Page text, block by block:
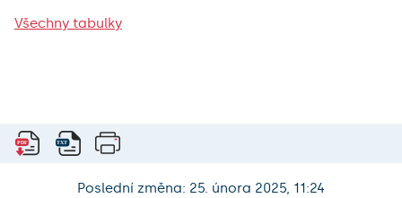
Všechny tabulky
Poslední změna: 25. února 2025, 11:24